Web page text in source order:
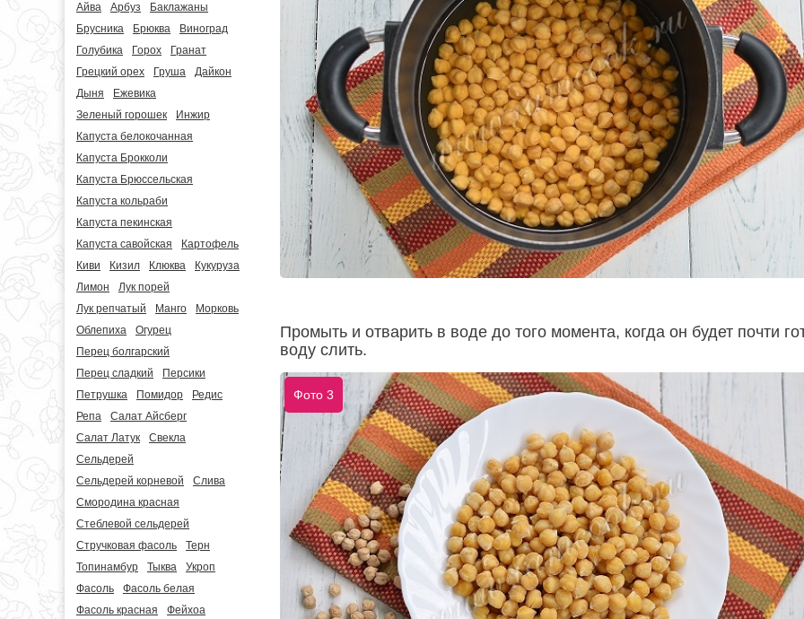
Айва Арбуз
Баклажаны
Брусника
Брюква
Виноград
Голубика
Горох
Гранат
Грецкий орех
Груша
Дайкон
Дыня
Ежевика
Зеленый горошек
Инжир
Капуста белокочанная
Капуста Брокколи
Капуста Брюссельская
Капуста кольраби
Капуста пекинская
Капуста савойская
Картофель
Киви
Кизил Клюква
Кукуруза
Лимон
Лук порей
Лук репчатый
Манго
Морковь
Облепиха
Огурец
Перец болгарский
Перец сладкий
Персики
Петрушка
Помидор
Редис
Репа
Салат Айсберг
Салат Латук
Свекла
Сельдерей
Сельдерей корневой
Слива
Смородина красная
Стеблевой сельдерей
Стручковая фасоль
Терн
Топинамбур
Тыква
Укроп
Фасоль
Фасоль белая
Фасоль красная
Фейхоа
Промыть и отварить в воде до того момента, когда он будет почти
воду слить.
Фото 3